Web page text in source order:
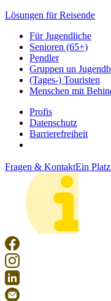
Lösungen für Reisende
Für Jugendliche
Senioren (65+)
Pendler
Gruppen un
(Tages-) Touristen
Menschen mit
Profis
Datenschutz
Barrierefreiheit
Fragen & KontaktEin